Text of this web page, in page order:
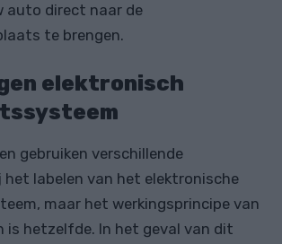
auto direct naar de
te brengen.
elektronisch
gebruiken verschillende
labelen van het elektronische
maar het werkingsprincipe van
is hetzelfde. In het geval van dit